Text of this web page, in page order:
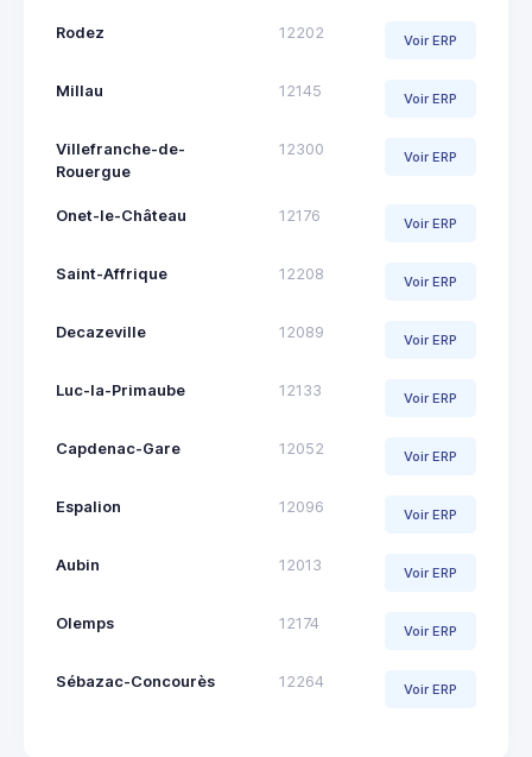
Rodez 12202 Voir ERP
Millau 12145 Voir ERP
Villefranche-de-
Rouergue
12300 Voir ERP
Onet-le-Château 12176 Voir ERP
Saint-Affrique 12208 Voir ERP
Decazeville 12089 Voir ERP
Luc-la-Primaube 12133 Voir ERP
Capdenac-Gare 12052 Voir ERP
Espalion 12096 Voir ERP
Aubin 12013 Voir ERP
Olemps 12174 Voir ERP
Sébazac-Concourès 12264 Voir ERP